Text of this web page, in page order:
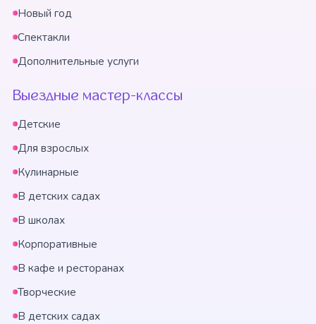
Новый год
Спектакли
Дополнительные услуги
Выездные мастер-классы
Детские
Для взрослых
Кулинарные
В детских садах
В школах
Корпоративные
В кафе и ресторанах
Творческие
В детских садах